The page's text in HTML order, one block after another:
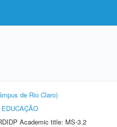
de Rio Claro)
Academic title: MS-3.2